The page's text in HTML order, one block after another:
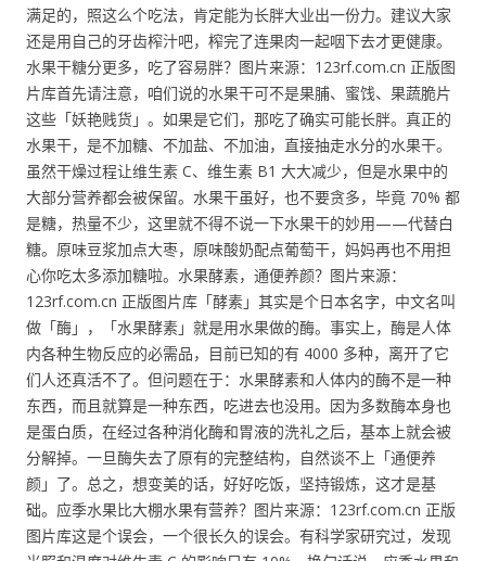
满足的，照这么个吃法，肯定能为长胖大业出一份力。建议大家
还是用自己的牙齿榨汁吧，榨完了连果肉一起咽下去才更健康。
水果干糖分更多，吃了容易胖？图片来源：123rf.com.cn 正版图
片库首先请注意，咱们说的水果干可不是果脯、蜜饯、果蔬脆片
这些「妖艳贱货」。如果是它们，那吃了确实可能长胖。真正的
水果干，是不加糖、不加盐、不加油，直接抽走水分的水果干。
虽然干燥过程让维生素 C、维生素 B1 大大减少，但是水果中的
大部分营养都会被保留。水果干虽好，也不要贪多，毕竟 70% 都
是糖，热量不少，这里就不得不说一下水果干的妙用——代替白
糖。原味豆浆加点大枣，原味酸奶配点葡萄干，妈妈再也不用担
心你吃太多添加糖啦。水果酵素，通便养颜？图片来源：
123rf.com.cn 正版图片库「酵素」其实是个日本名字，中文名叫
做「酶」，「水果酵素」就是用水果做的酶。事实上，酶是人体
内各种生物反应的必需品，目前已知的有 4000 多种，离开了它
们人还真活不了。但问题在于：水果酵素和人体内的酶不是一种
东西，而且就算是一种东西，吃进去也没用。因为多数酶本身也
是蛋白质，在经过各种消化酶和胃液的洗礼之后，基本上就会被
分解掉。一旦酶失去了原有的完整结构，自然谈不上「通便养
颜」了。总之，想变美的话，好好吃饭，坚持锻炼，这才是基
础。应季水果比大棚水果有营养？图片来源：123rf.com.cn 正版
图片库这是个误会，一个很长久的误会。有科学家研究过，发现